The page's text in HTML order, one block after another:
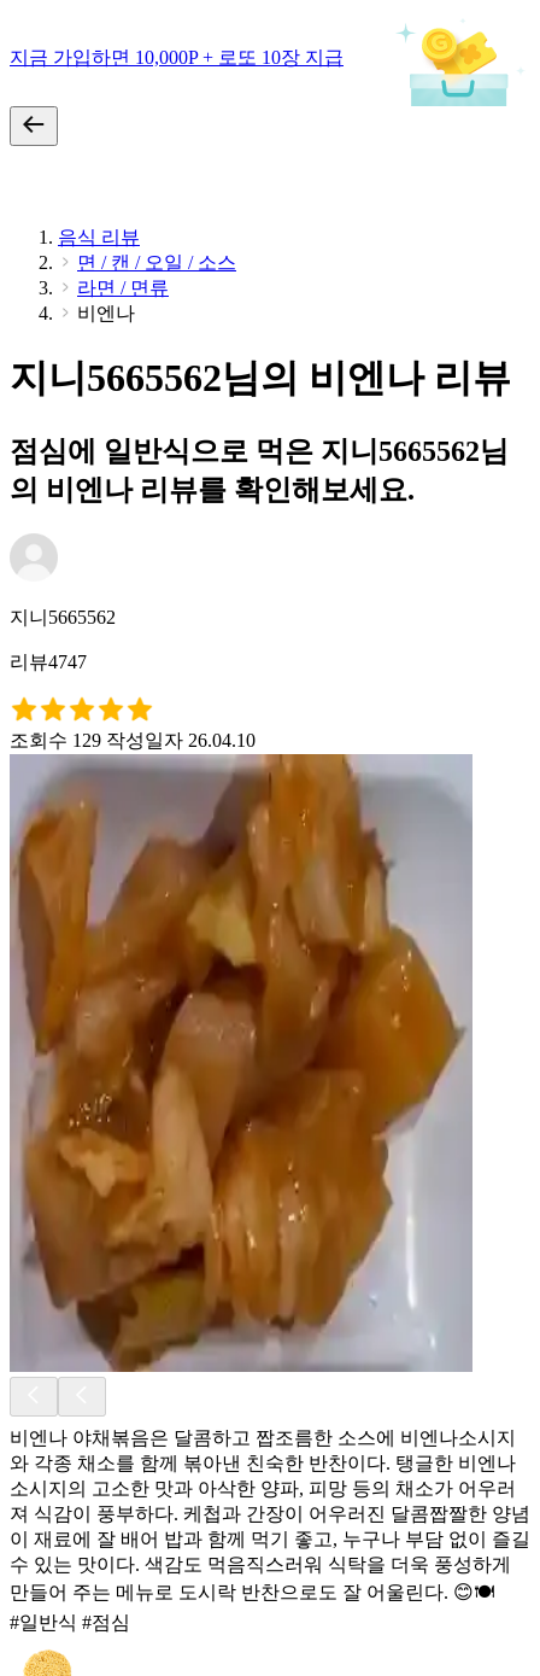
지금 가입하면 10,000P + 로또 10장 지급
음식 리뷰
면 / 캔 / 오일 / 소스
라면 / 면류
비엔나
지니5665562님의 비엔나 리뷰
점심에 일반식으로 먹은 지니5665562님
의 비엔나 리뷰를 확인해보세요.
지니5665562
리뷰4747
조회수 129 작성일자 26.04.10
비엔나 야채볶음은 달콤하고 짭조름한 소스에 비엔나소시지
와 각종 채소를 함께 볶아낸 친숙한 반찬이다. 탱글한 비엔나
소시지의 고소한 맛과 아삭한 양파, 피망 등의 채소가 어우러
져 식감이 풍부하다. 케첩과 간장이 어우러진 달콤짭짤한 양념
이 재료에 잘 배어 밥과 함께 먹기 좋고, 누구나 부담 없이 즐길
수 있는 맛이다. 색감도 먹음직스러워 식탁을 더욱 풍성하게
만들어 주는 메뉴로 도시락 반찬으로도 잘 어울린다. 😊🍽️
#일반식 #점심